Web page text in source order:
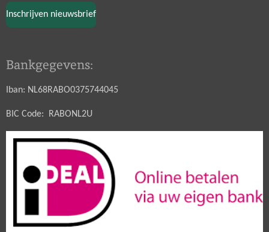
Inschrijven nieuwsbrief
Bankgegevens:
Iban: NL68RABO0375744045
BIC Code: RABONL2U